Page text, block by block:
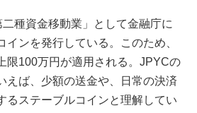
種資金移動業」として金融庁に
インを発行している。このため、
限100万円が適用される。JPYCの
えば、少額の送金や、日常の決済
るステーブルコインと理解してい